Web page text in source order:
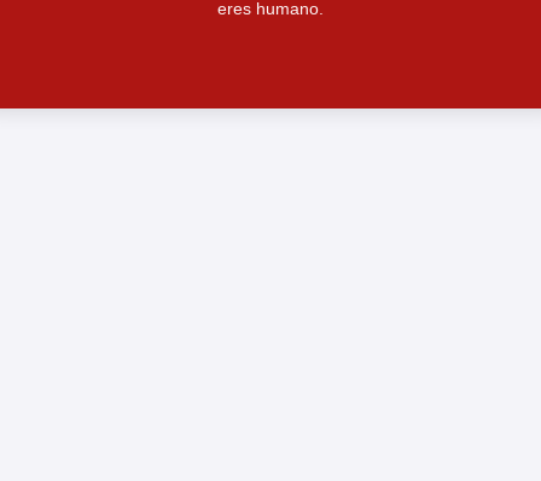
eres humano.